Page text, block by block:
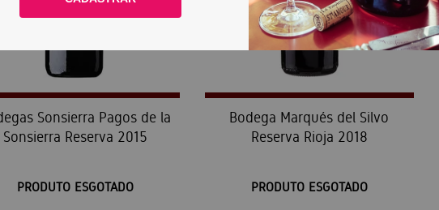
Sonsierra Pagos de la
Sonsierra Reserva 2015
PRODUTO ESGOTADO
Bodega Marqués del Silvo
Reserva Rioja 2018
PRODUTO ESGOTADO